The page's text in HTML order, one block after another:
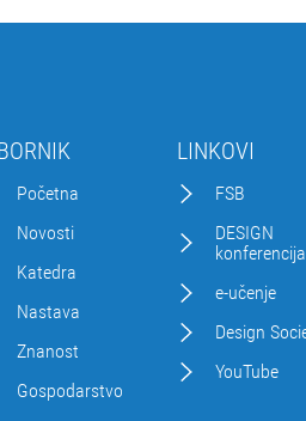
Početna
Novosti
Katedra
Nastava
Znanost
Gospodarstvo
LINKOVI
FSB
DESIGN
konferencija
e-učenje
Design
YouTube